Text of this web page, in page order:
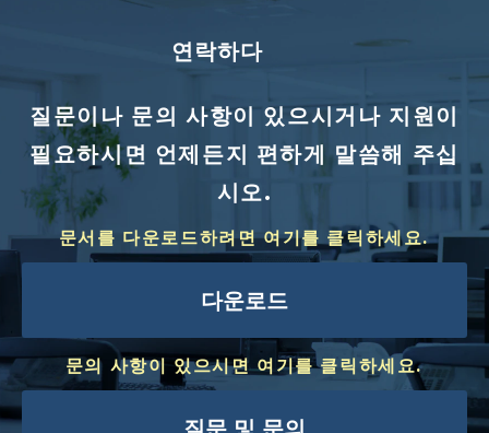
연락하다
질문이나 문의 사항이 있으시거나 지원이
필요하시면 언제든지 편하게 말씀해 주십
시오.
문서를 다운로드하려면 여기를 클릭하세요.
다운로드
문의 사항이 있으시면 여기를 클릭하세요.